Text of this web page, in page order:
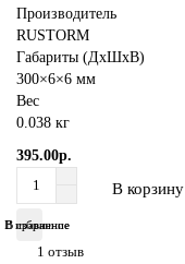
Производитель
RUSTORM
Габариты (ДхШхВ)
300×6×6 мм
Вес
0.038 кг
395.00р.
В корзину
В избранное
В сравнение
1 отзыв